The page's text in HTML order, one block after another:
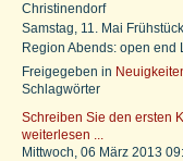
Christinendorf
Samstag, 11. Mai
Region Abends: open end
Freigegeben in
Schlagwörter
Schreiben Sie den ersten
weiterlesen ...
Mittwoch, 06 März 2013